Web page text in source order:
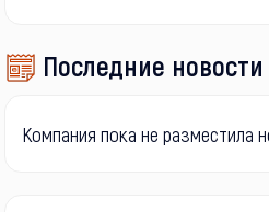
Последние
Компания пока не разместила